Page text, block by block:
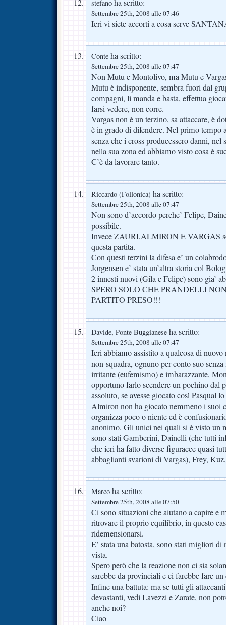
stefano ha scritto:
Settembre 25th, 2008 alle 07:46
Ieri vi siete accorti a cosa serve
Conte ha scritto:
Settembre 25th, 2008 alle 07:47
Non Mutu e Montolivo, ma Mutu e
Mutu è indisponente, sembra fuori dal
compagni, li manda e basta, effettua
farsi vedere, non corre.
Vargas non è un terzino, sa attaccare, è
è in grado di difendere. Nel primo tempo
senza che i cross producessero danni,
nella sua zona ed abbiamo visto cosa è
C’è da lavorare tanto.
Riccardo (Follonica) ha scritto:
Settembre 25th, 2008 alle 07:47
Non sono d’accordo perche’ Felipe,
possibile.
Invece ZAURI,ALMIRON E VARGAS
questa partita.
Con questi terzini la difesa e’ un
Jorgensen e’ stata un’altra storia col
2 innesti nuovi (Gila e Felipe) sono gia’
SPERO SOLO CHE PRANDELLI
PARTITO PRESO!!!
Davide, Ponte Buggianese ha scritto:
Settembre 25th, 2008 alle 07:47
Ieri abbiamo assistito a qualcosa di
non-squadra, ognuno per conto suo
irritante (eufemismo) e imbarazzante,
opportuno farlo scendere un pochino dal
assoluto, se avesse giocato così Pasqual
Almiron non ha giocato nemmeno i suoi
organizza poco o niente ed è
anonimo. Gli unici nei quali si è visto
sono stati Gamberini, Dainelli (che tutti
che ieri ha fatto diverse figuracce quasi
abbaglianti svarioni di Vargas), Frey,
Marco ha scritto:
Settembre 25th, 2008 alle 07:50
Ci sono situazioni che aiutano a capire e
ritrovare il proprio equilibrio, in questo
ridemensionarsi.
E’ stata una batosta, sono stati migliori
vista.
Spero però che la reazione non ci sia
sarebbe da provinciali e ci farebbe fare
Infine una battuta: ma se tutti gli
devastanti, vedi Lavezzi e Zarate, non
anche noi?
Ciao